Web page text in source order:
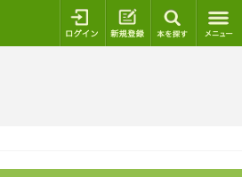
ログイン 新規登録